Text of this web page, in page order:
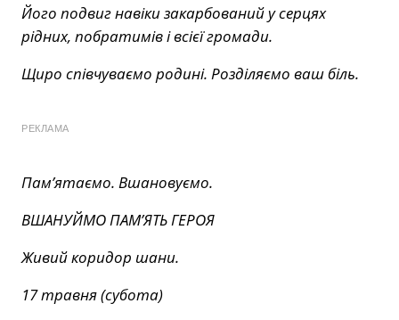
Його подвиг навіки закарбований у серцях
рідних, побратимів і всієї громади.
Щиро співчуваємо родині. Розділяємо ваш біль.
РЕКЛАМА
Пам’ятаємо. Вшановуємо.
ВШАНУЙМО ПАМ’ЯТЬ ГЕРОЯ
Живий коридор шани.
17 травня (субота)